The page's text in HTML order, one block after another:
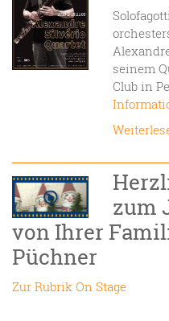
seinem
Club in
zum
von Ihrer
Püchner
Zur Rubrik On Stage